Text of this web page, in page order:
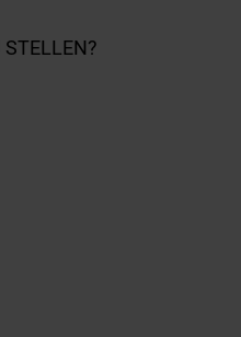
STELLEN?